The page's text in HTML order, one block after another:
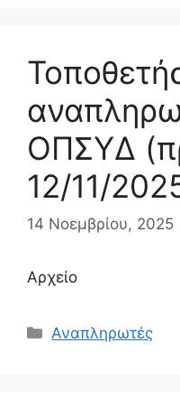
ΟΠΣΥΔ
12/11/
14 Νοεμβρίου, 2025
Αρχείο
Κατηγορίες
Αναπληρωτές